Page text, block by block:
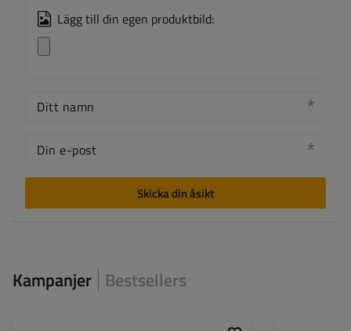
Lägg till din egen produktbild:
Ditt namn
Din e-post
Skicka din åsikt
Kampanjer Bestsellers